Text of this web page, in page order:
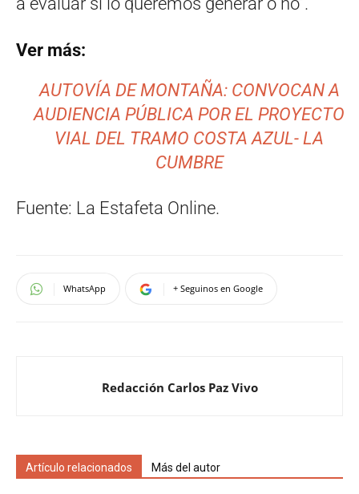
Ver más:
AUTOVÍA DE MONTAÑA: CONVOCAN A
AUDIENCIA PÚBLICA POR EL PROYECTO
VIAL DEL TRAMO COSTA AZUL- LA
CUMBRE
Fuente: La Estafeta Online.
WhatsApp + Seguinos en Google
Redacción Carlos Paz Vivo
Artículo relacionados Más del autor